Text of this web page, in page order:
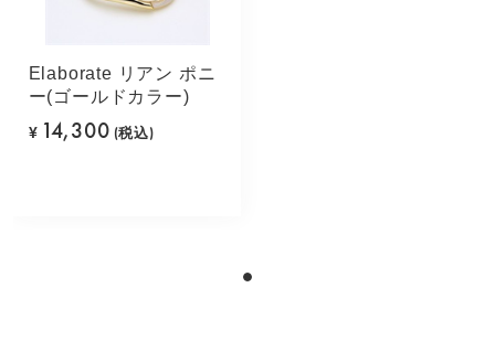
Elaborate リアン ポニ
ー(ゴールドカラー)
¥ 14,300 (税込)